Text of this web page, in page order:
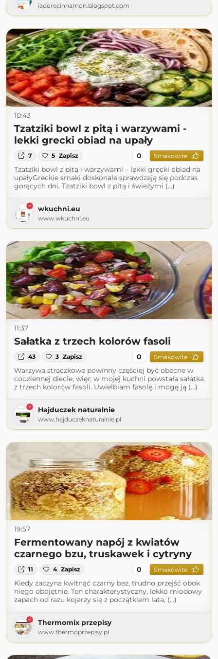
iadorecinnamon.blogspot.com
10:43
Tzatziki bowl z pitą i warzywami -
lekki grecki obiad na upały
7 5 Zapisz 0 Smakowite
Tzatziki bowl z pitą i warzywami – lekki grecki obiad na
upałyGreckie smaki doskonale sprawdzają się podczas
gorących dni. Tzatziki bowl z pitą i świeżymi (...)
wkuchni.eu
www.wkuchni.eu
11:37
Sałatka z trzech kolorów fasoli
43 3 Zapisz 0 Smakowite
Warzywa strączkowe powinny częściej być obecne w
codziennej diecie, więc w mojej kuchni powstała sałatka
z trzech kolorów fasoli. Uwielbiam fasolę i mogę ją (...)
Hajduczek naturalnie
www.hajduczeknaturalnie.pl
19:57
Fermentowany napój z kwiatów
czarnego bzu, truskawek i cytryny
11 4 Zapisz 0 Smakowite
Kiedy zaczyna kwitnąć czarny bez, trudno przejść obok
niego obojętnie. Ten charakterystyczny, lekko miodowy
zapach od razu kojarzy się z początkiem lata, (...)
Thermomix przepisy
www.thermoprzepisy.pl